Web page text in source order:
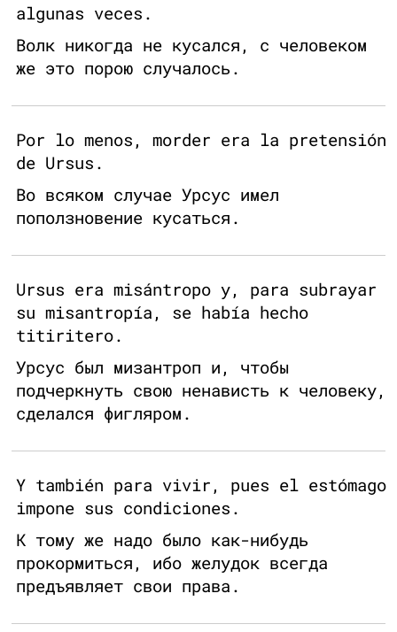
algunas veces.
Волк никогда не кусался, с человеком
же это порою случалось.
Por lo menos, morder era la pretensión
de Ursus.
Во всяком случае Урсус имел
поползновение кусаться.
Ursus era misántropo y, para subrayar
su misantropía, se había hecho
titiritero.
Урсус был мизантроп и, чтобы
подчеркнуть свою ненависть к человеку,
сделался фигляром.
Y también para vivir, pues el estómago
impone sus condiciones.
К тому же надо было как-нибудь
прокормиться, ибо желудок всегда
предъявляет свои права.